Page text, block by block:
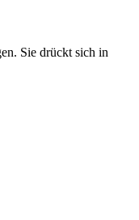
Sie drückt sich in